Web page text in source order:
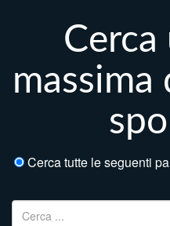
Cerca
massima
Cerca tutte le seguenti
Ricerca per: